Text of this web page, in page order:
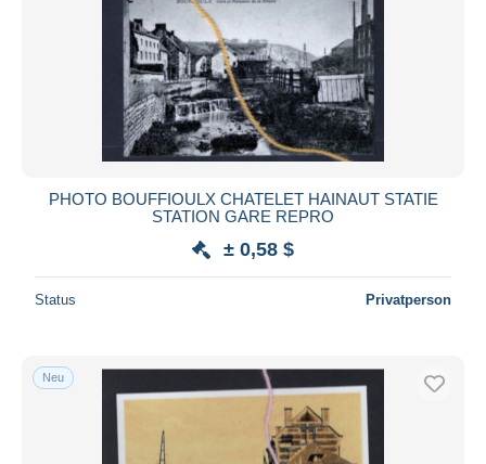
PHOTO BOUFFIOULX CHATELET HAINAUT STATIE
STATION GARE REPRO
± 0,58 $
Status Privatperson
Neu